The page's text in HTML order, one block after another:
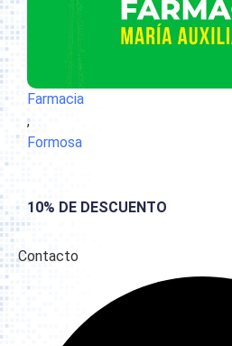
Farmacia
,
Formosa
10% DE DESCUENTO
Contacto